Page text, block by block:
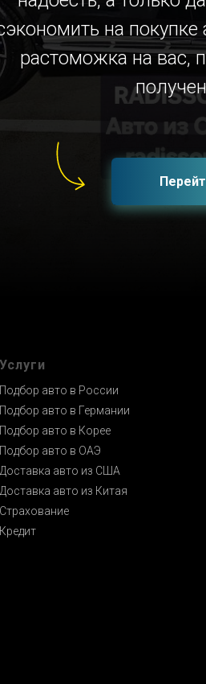
на
растоможка на вас,
Услуги
Подбор авто в России
Подбор авто в Германии
Подбор авто в Корее
Подбор авто в ОАЭ
Доставка авто из США
Доставка авто из Китая
Страхование
Кредит